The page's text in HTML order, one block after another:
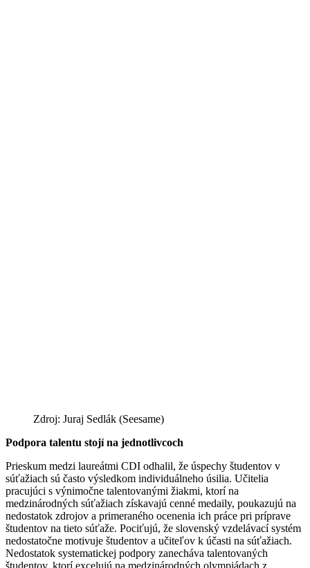
Zdroj: Juraj Sedlák (Seesame)
Podpora talentu stojí na jednotlivcoch
Prieskum medzi laureátmi CDI odhalil, že úspechy študentov v
súťažiach sú často výsledkom individuálneho úsilia. Učitelia
pracujúci s výnimočne talentovanými žiakmi, ktorí na
medzinárodných súťažiach získavajú cenné medaily, poukazujú na
nedostatok zdrojov a primeraného ocenenia ich práce pri príprave
študentov na tieto súťaže. Pociťujú, že slovenský vzdelávací systém
nedostatočne motivuje študentov a učiteľov k účasti na súťažiach.
Nedostatok systematickej podpory zanecháva talentovaných